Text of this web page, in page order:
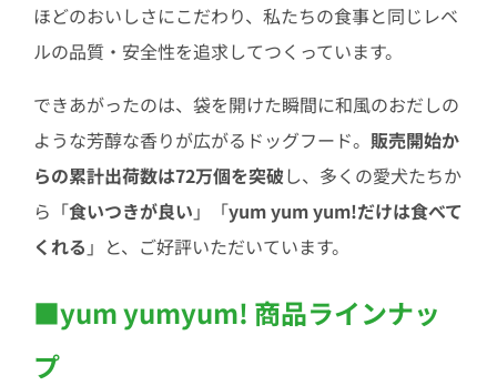
ほどのおいしさにこだわり、私たちの食事と同じレベ
ルの品質・安全性を追求してつくっています。
できあがったのは、袋を開けた瞬間に和風のおだしの
ような芳醇な香りが広がるドッグフード。 販売開始か
らの累計出荷数は72万個を突破し、多くの愛犬たちか
ら「食いつきが良い 」「yum yum yum!だけは食べて
くれる 」と、ご好評いただいています。
■yum yumyum! 商品ラインナッ
プ